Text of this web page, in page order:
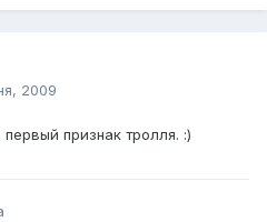
2009
признак тролля. :)